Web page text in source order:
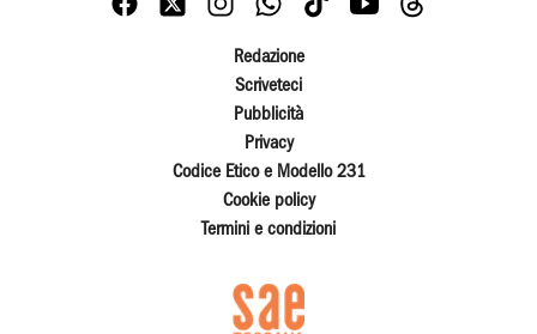
Redazione
Scriveteci
Pubblicità
Privacy
Codice Etico e Modello 231
Cookie policy
Termini e condizioni